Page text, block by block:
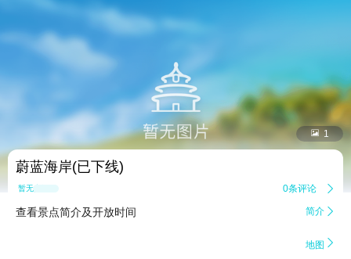
 1
蔚蓝海岸(已下线)
暂无点评 0条评论 
查看景点简介及开放时间 简介 
地图 